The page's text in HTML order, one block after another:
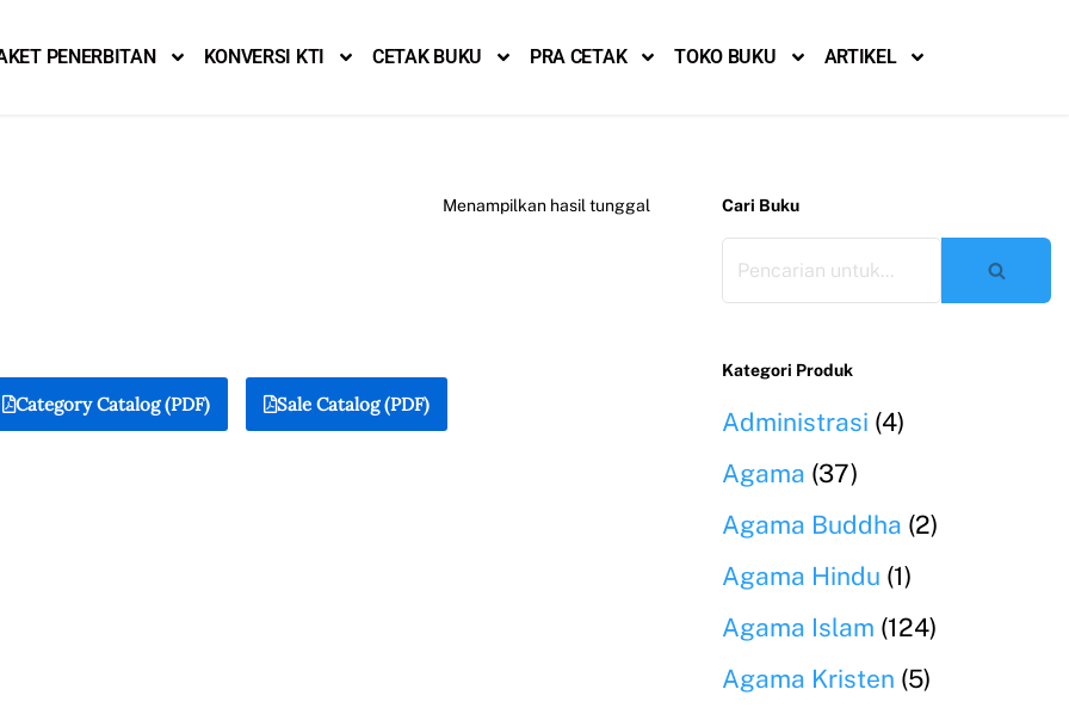
PENERBITAN KONVERSI KTI CETAK BUKU PRA CETAK TOKO BUKU ARTIKEL
Menampilkan hasil tunggal
Category Catalog (PDF) Sale Catalog (PDF)
Cari Buku
Kategori Produk
Administrasi (4)
Agama (37)
Agama Buddha (2)
Agama Hindu (1)
Agama Islam (124)
Agama Kristen (5)